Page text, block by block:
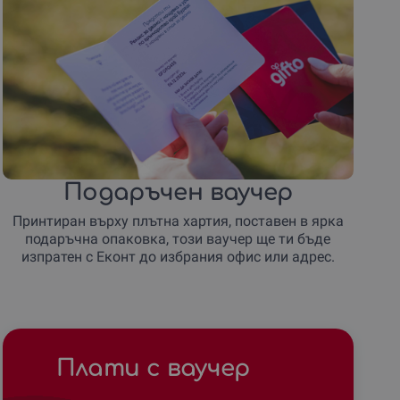
Подаръчен ваучер
Принтиран върху плътна хартия, поставен в ярка
подаръчна опаковка, този ваучер ще ти бъде
изпратен с Еконт до избрания офис или адрес.
Плати с ваучер